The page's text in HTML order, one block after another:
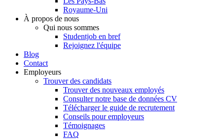
Royaume-Uni
À propos de nous
Qui nous sommes
Studentjob en bref
Rejoignez l'équipe
Blog
Contact
Employeurs
Trouver des candidats
Trouver des nouveaux employés
Consulter notre base de données CV
Télécharger le guide de recrutement
Conseils pour employeurs
Témoignages
FAQ